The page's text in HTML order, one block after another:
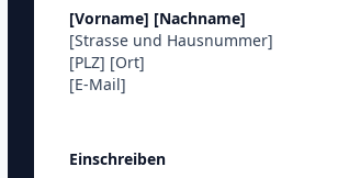
[Vorname] [Nachname]
[Strasse und Hausnummer]
[PLZ] [Ort]
[E-Mail]
Einschreiben